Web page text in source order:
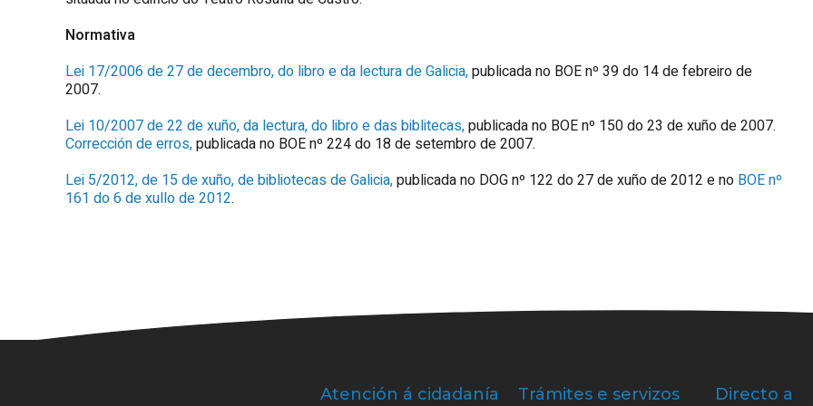
Normativa
Lei 17/2006 de 27 de decembro, do libro e da lectura de Galicia,publicada no BOE nº 39 do 14 de febreiro de
2007.
Lei 10/2007 de 22 de xuño, da lectura, do libro e das biblitecas,publicada no BOE nº 150 do 23 de xuño de 2007.
Corrección de erros,publicada no BOE nº 224 do 18 de setembro de 2007.
Lei 5/2012, de 15 de xuño, de bibliotecas de Galicia,publicada no DOG nº 122 do 27 de xuño de 2012 e no BOE nº
161 do 6 de xullo de 2012.
Atención á cidadanía Trámites e servizos Directo a